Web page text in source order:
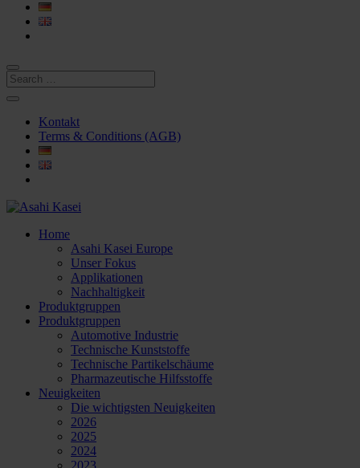
Kontakt
Terms & Conditions (AGB)
Home
Asahi Kasei Europe
Unser Fokus
Applikationen
Nachhaltigkeit
Produktgruppen
Produktgruppen
Automotive Industrie
Technische Kunststoffe
Technische Partikelschäume
Pharmazeutische Hilfsstoffe
Neuigkeiten
Die wichtigsten Neuigkeiten
2026
2025
2024
2023